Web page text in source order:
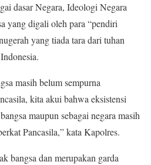
dasar Negara, Ideologi Negara
yang digali oleh para “pendiri
yang tiada tara dari tuhan
masih belum sempurna
kita akui bahwa eksistensi
maupun sebagai negara masih
Pancasila,” kata Kapolres.
bangsa dan merupakan garda